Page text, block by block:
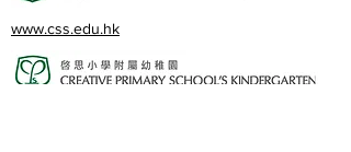
www.css.edu.hk